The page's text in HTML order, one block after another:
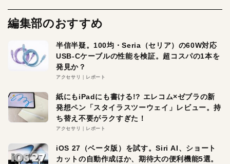
編集部のおすすめ
半信半疑。100均・Seria（セリア）の60W対応
USB-Cケーブルの性能を検証。超コスパの1本を
発見か？
アクセサリ レポート
紙にもiPadにも書ける!? エレコム×ゼブラの新
発想ペン「スタイラスツーウェイ」レビュー。持
ち替え不要がラクすぎた！
アクセサリ レポート
iOS 27（ベータ版）を試す。Siri AI、ショート
カットの自動作成ほか、期待大の便利機能5選。